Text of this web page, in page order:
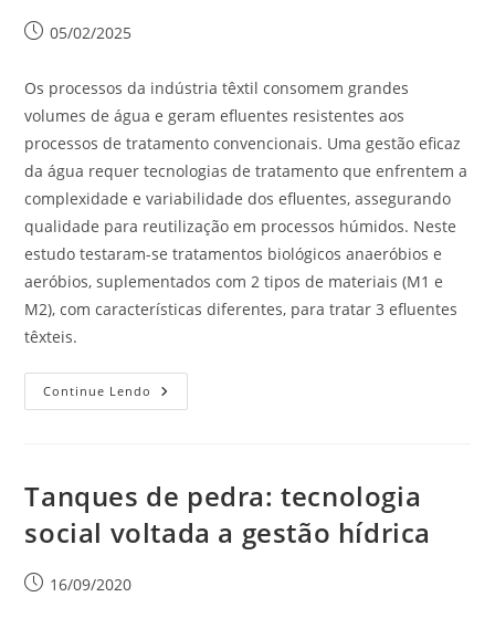
05/02/2025
Os processos da indústria têxtil consomem grandes
volumes de água e geram efluentes resistentes aos
processos de tratamento convencionais. Uma gestão eficaz
da água requer tecnologias de tratamento que enfrentem a
complexidade e variabilidade dos efluentes, assegurando
qualidade para reutilização em processos húmidos. Neste
estudo testaram-se tratamentos biológicos anaeróbios e
aeróbios, suplementados com 2 tipos de materiais (M1 e
M2), com características diferentes, para tratar 3 efluentes
têxteis.
Continue Lendo
Tanques de pedra: tecnologia
social voltada a gestão hídrica
16/09/2020